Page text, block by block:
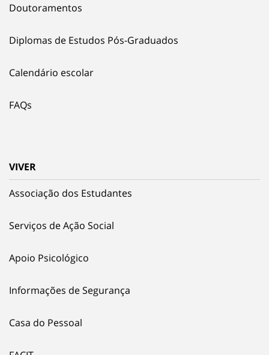
Doutoramentos
Diplomas de Estudos Pós-Graduados
Calendário escolar
FAQs
VIVER
Associação dos Estudantes
Serviços de Ação Social
Apoio Psicológico
Informações de Segurança
Casa do Pessoal